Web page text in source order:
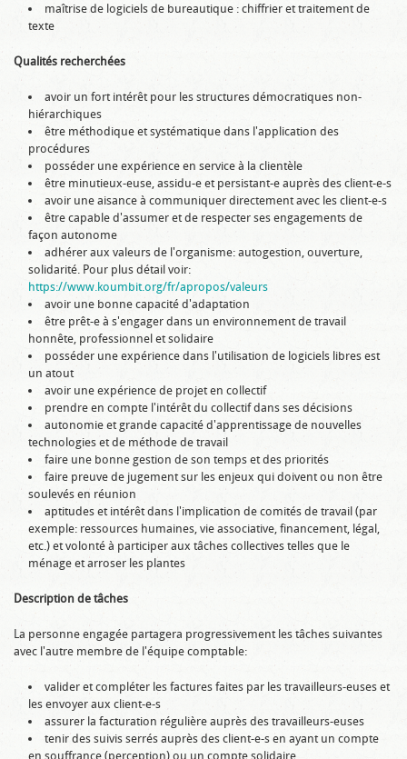
maîtrise de logiciels de bureautique : chiffrier et traitement de
texte
Qualités recherchées
avoir un fort intérêt pour les structures démocratiques non-
hiérarchiques
être méthodique et systématique dans l'application des
procédures
posséder une expérience en service à la clientèle
être minutieux-euse, assidu-e et persistant-e auprès des client-e-s
avoir une aisance à communiquer directement avec les client-e-s
être capable d'assumer et de respecter ses engagements de
façon autonome
adhérer aux valeurs de l'organisme: autogestion, ouverture,
solidarité. Pour plus détail voir:
https://www.koumbit.org/fr/apropos/valeurs
avoir une bonne capacité d'adaptation
être prêt-e à s'engager dans un environnement de travail
honnête, professionnel et solidaire
posséder une expérience dans l'utilisation de logiciels libres est
un atout
avoir une expérience de projet en collectif
prendre en compte l'intérêt du collectif dans ses décisions
autonomie et grande capacité d'apprentissage de nouvelles
technologies et de méthode de travail
faire une bonne gestion de son temps et des priorités
faire preuve de jugement sur les enjeux qui doivent ou non être
soulevés en réunion
aptitudes et intérêt dans l'implication de comités de travail (par
exemple: ressources humaines, vie associative, financement, légal,
etc.) et volonté à participer aux tâches collectives telles que le
ménage et arroser les plantes
Description de tâches
La personne engagée partagera progressivement les tâches suivantes
avec l'autre membre de l'équipe comptable:
valider et compléter les factures faites par les travailleurs-euses et
les envoyer aux client-e-s
assurer la facturation régulière auprès des travailleurs-euses
tenir des suivis serrés auprès des client-e-s en ayant un compte
en souffrance (perception) ou un compte solidaire